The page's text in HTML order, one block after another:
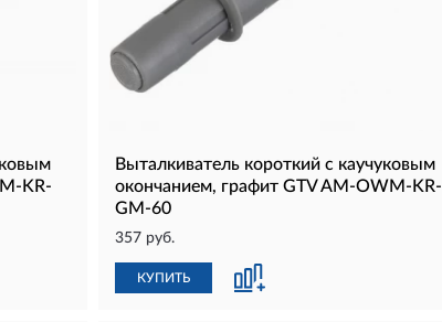
KR-
Выталкиватель короткий с каучуковым
окончанием, графит GTV AM-OWM-KR-
GM-60
357 руб.
КУПИТЬ